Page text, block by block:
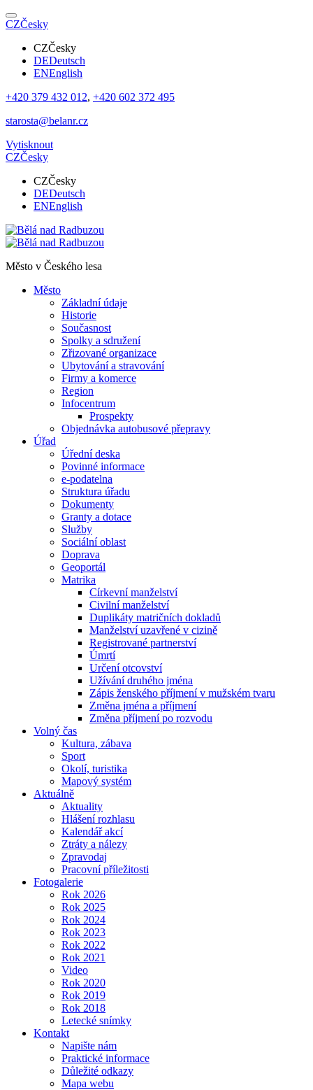
CZČesky
CZČesky
DEDeutsch
ENEnglish
+420 379 432 012, +420 602 372 495
starosta@belanr.cz
Vytisknout
CZČesky
CZČesky
DEDeutsch
ENEnglish
Město v Českého lesa
Město
Základní údaje
Historie
Současnost
Spolky a sdružení
Zřizované organizace
Ubytování a stravování
Firmy a komerce
Region
Infocentrum
Prospekty
Objednávka autobusové přepravy
Úřad
Úřední deska
Povinné informace
e-podatelna
Struktura úřadu
Dokumenty
Granty a dotace
Služby
Sociální oblast
Doprava
Geoportál
Matrika
Církevní manželství
Civilní manželství
Duplikáty matričních dokladů
Manželství uzavřené v cizině
Registrované partnerství
Úmrtí
Určení otcovství
Užívání druhého jména
Zápis ženského příjmení v mužském tvaru
Změna jména a příjmení
Změna příjmení po rozvodu
Volný čas
Kultura, zábava
Sport
Okolí, turistika
Mapový systém
Aktuálně
Aktuality
Hlášení rozhlasu
Kalendář akcí
Ztráty a nálezy
Zpravodaj
Pracovní příležitosti
Fotogalerie
Rok 2026
Rok 2025
Rok 2024
Rok 2023
Rok 2022
Rok 2021
Video
Rok 2020
Rok 2019
Rok 2018
Letecké snímky
Kontakt
Napište nám
Praktické informace
Důležité odkazy
Mapa webu